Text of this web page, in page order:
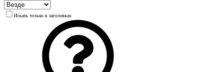
Искать только в заголовках